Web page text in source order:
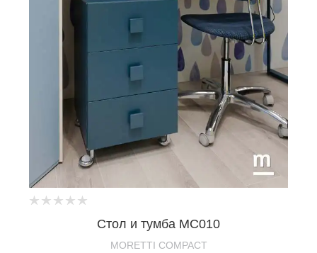
Стол и тумба MC010
MORETTI COMPACT